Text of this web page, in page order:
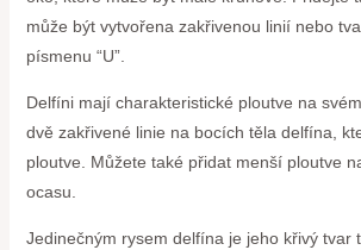
může být vytvořena zakřivenou linií nebo
písmenu “U”.
Delfíni mají charakteristické ploutve na
dvě zakřivené linie na bocích těla delfína,
ploutve. Můžete také přidat menší ploutve
ocasu.
Jedinečným rysem delfína je jeho křivý tvar